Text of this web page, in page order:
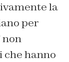
la
per
non
che hanno